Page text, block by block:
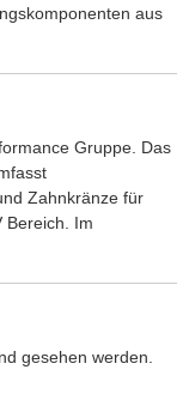
aus
Gruppe. Das
Zahnkränze für
Bereich. Im
gesehen werden.